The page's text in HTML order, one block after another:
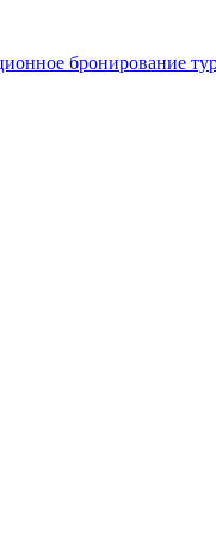
бронирование